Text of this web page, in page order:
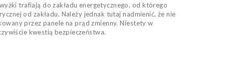
trafiają do zakładu energetycznego, od którego
od zakładu. Należy jednak tutaj nadmienić, że nie
przez panele na prąd zmienny. Niestety w
kwestią bezpieczeństwa.